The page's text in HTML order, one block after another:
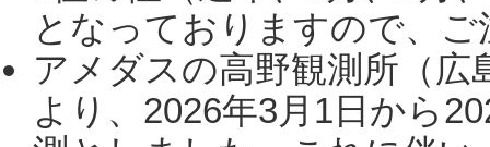
となっておりますので、
アメダスの高野観測所（
より、2026年3月1日から